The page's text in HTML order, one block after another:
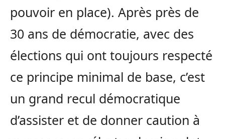
pouvoir en place). Après près de
30 ans de démocratie, avec des
élections qui ont toujours respecté
ce principe minimal de base, c’est
un grand recul démocratique
d’assister et de donner caution à